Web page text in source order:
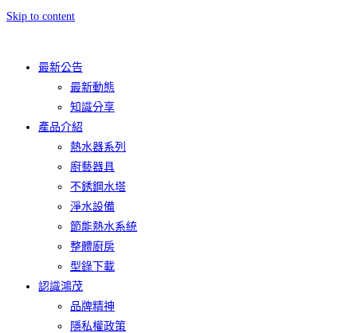
Skip to content
最新公告
最新動態
知識分享
產品介紹
熱水器系列
廚藝器具
不銹鋼水塔
淨水設備
節能熱水系統
整體廚房
型錄下載
認識鴻茂
品牌精神
隱私權政策